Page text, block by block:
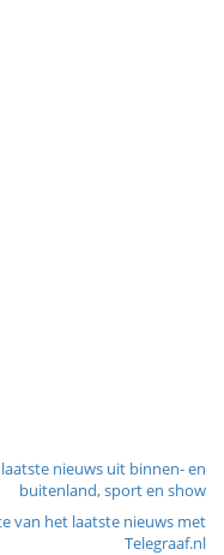
nieuws uit binnen- en
buitenland, sport en show
van het laatste nieuws met
Telegraaf.nl